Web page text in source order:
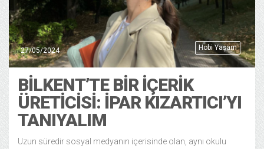
Hobi Yaşam
27/05/2024
BILKENT’TE BIR İÇERIK
ÜRETICISI: İPAR KIZARTICI’YI
TANIYALIM
Uzun süredir sosyal medyanın içerisinde olan, aynı okulu